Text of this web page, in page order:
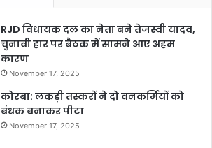
RJD विधायक दल का नेता बने तेजस्वी यादव,
चुनावी हार पर बैठक में सामने आए अहम
कारण
November 17, 2025
कोरबा: लकड़ी तस्करों ने दो वनकर्मियों को
बंधक बनाकर पीटा
November 17, 2025